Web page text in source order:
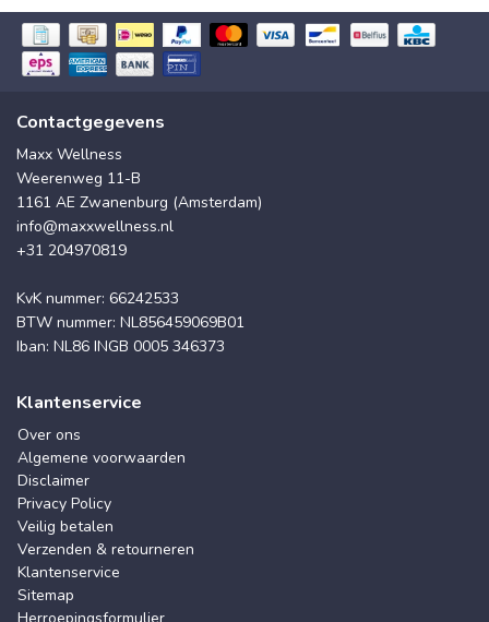
Contactgegevens
Maxx Wellness
Weerenweg 11-B
1161 AE Zwanenburg (Amsterdam)
info@maxxwellness.nl
+31 204970819
KvK nummer: 66242533
BTW nummer: NL856459069B01
Iban: NL86 INGB 0005 346373
Klantenservice
Over ons
Algemene voorwaarden
Disclaimer
Privacy Policy
Veilig betalen
Verzenden & retourneren
Klantenservice
Sitemap